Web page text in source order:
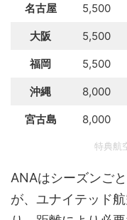
名古屋 5,500
大阪 5,500
福岡 5,500
沖縄 8,000
宮古島 8,000
特典航
ANAはシーズンご
が、ユナイテッド